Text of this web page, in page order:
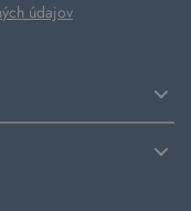
údajov